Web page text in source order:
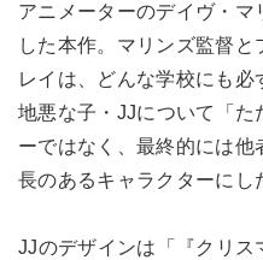
アニメーターのデイヴ・マ
した本作。マリンズ監督
レイは、どんな学校にも
地悪な子・JJについて「た
ーではなく、最終的には
長のあるキャラクターにし
JJのデザインは「『クリス